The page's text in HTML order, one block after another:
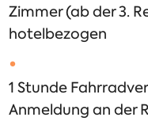
Zimmer (ab der 3.
hotelbezogen
1 Stunde
Anmeldung an der